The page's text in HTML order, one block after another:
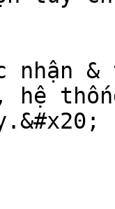
nhận
hệ